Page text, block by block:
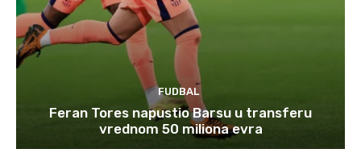
FUDBAL
Feran Tores napustio Barsu u transferu
vrednom 50 miliona evra